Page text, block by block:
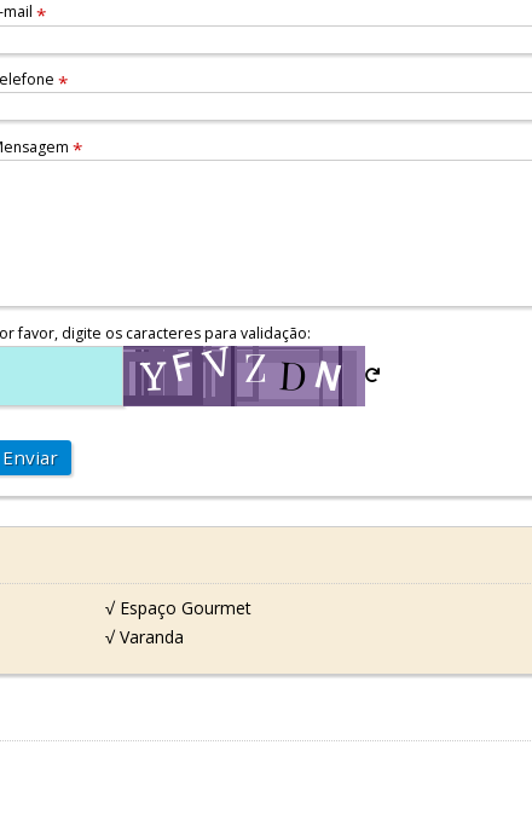
mail *
*
*
favor, digite os caracteres para validação:
Enviar
√ Espaço Gourmet
√ Varanda